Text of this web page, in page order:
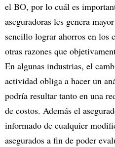
el BO, por lo cuál es
aseguradoras les genera
sencillo lograr ahorros en los
otras razones que
En algunas industrias, el
actividad obliga a hacer un
podría resultar tanto en una
de costos. Además el
informado de cualquier
asegurados a fin de poder